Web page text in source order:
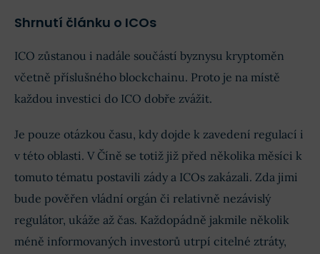
Shrnutí článku o ICOs
ICO zůstanou i nadále součástí byznysu kryptoměn
včetně příslušného blockchainu. Proto je na místě
každou investici do ICO dobře zvážit.
Je pouze otázkou času, kdy dojde k zavedení regulací i
v této oblasti. V Číně se totiž již před několika měsíci k
tomuto tématu postavili zády a ICOs zakázali. Zda jimi
bude pověřen vládní orgán či relativně nezávislý
regulátor, ukáže až čas. Každopádně jakmile několik
méně informovaných investorů utrpí citelné ztráty,